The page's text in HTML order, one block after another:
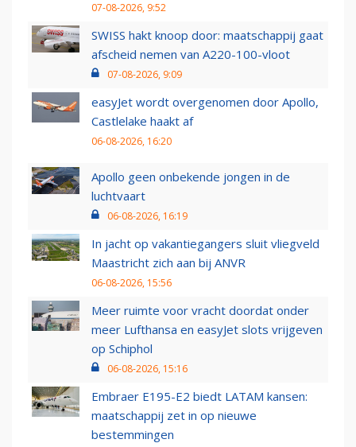
07-08-2026, 9:52
SWISS hakt knoop door: maatschappij gaat
afscheid nemen van A220-100-vloot
07-08-2026, 9:09
easyJet wordt overgenomen door Apollo,
Castlelake haakt af
06-08-2026, 16:20
Apollo geen onbekende jongen in de
luchtvaart
06-08-2026, 16:19
In jacht op vakantiegangers sluit vliegveld
Maastricht zich aan bij ANVR
06-08-2026, 15:56
Meer ruimte voor vracht doordat onder
meer Lufthansa en easyJet slots vrijgeven
op Schiphol
06-08-2026, 15:16
Embraer E195-E2 biedt LATAM kansen:
maatschappij zet in op nieuwe
bestemmingen